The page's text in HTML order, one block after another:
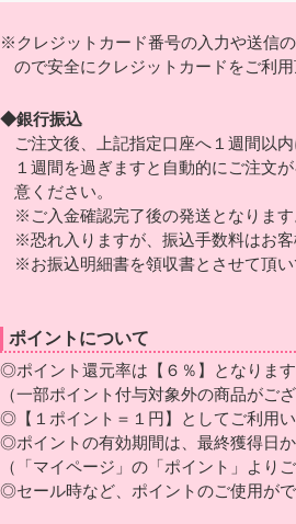
※クレジットカード番号の入力や送信
ので安全にクレジットカードをご利用
◆銀行振込
ご注文後、上記指定口座へ１週間以
１週間を過ぎますと自動的にご注文
意ください。
※ご入金確認完了後の発送となります
※恐れ入りますが、振込手数料はお
※お振込明細書を領収書とさせて頂い
ポイントについて
◎ポイント還元率は【６％】となります
（一部ポイント付与対象外の商品がござ
◎【１ポイント＝１円】としてご利用い
◎ポイントの有効期間は、最終獲得日か
（「マイページ」の「ポイント」より
◎セール時など、ポイントのご使用が